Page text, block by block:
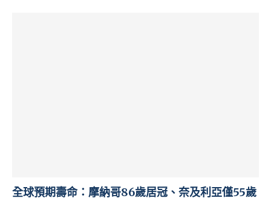
全球預期壽命：摩納哥86歲居冠、奈及利亞僅55歲